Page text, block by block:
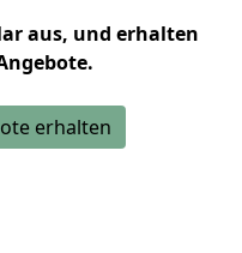
aus, und erhalten
erhalten